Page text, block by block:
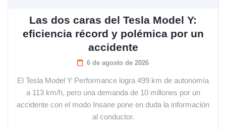
Las dos caras del Tesla Model Y:
eficiencia récord y polémica por un
accidente
6 de agosto de 2026
El Tesla Model Y Performance logra 499 km de autonomía
a 113 km/h, pero una demanda de 10 millones por un
accidente con el modo Insane pone en duda la información
al conductor.